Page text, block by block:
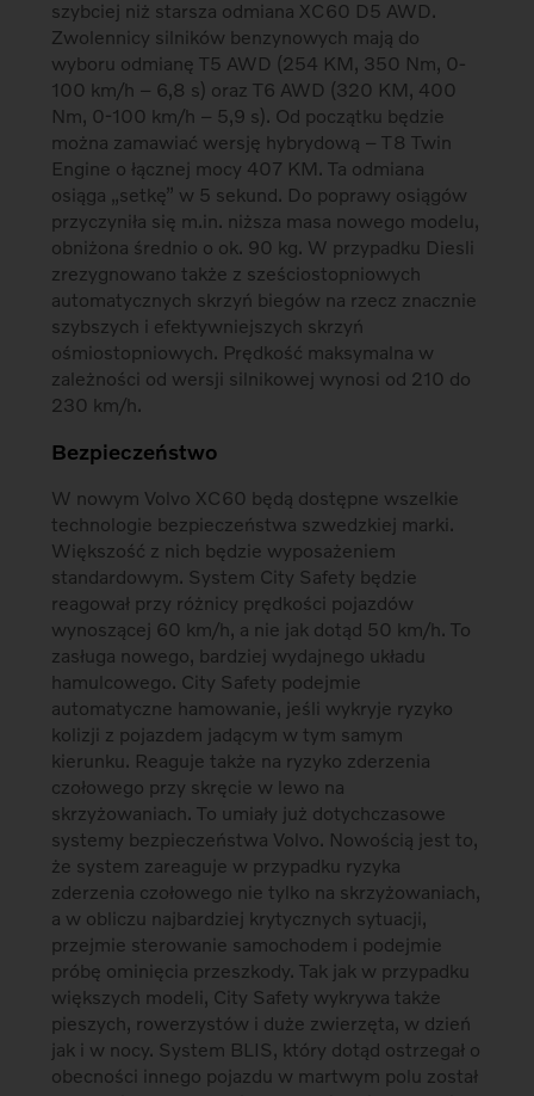
szybciej niż starsza odmiana XC60 D5 AWD.
Zwolennicy silników benzynowych mają do
wyboru odmianę T5 AWD (254 KM, 350 Nm, 0-
100 km/h – 6,8 s) oraz T6 AWD (320 KM, 400
Nm, 0-100 km/h – 5,9 s). Od początku będzie
można zamawiać wersję hybrydową – T8 Twin
Engine o łącznej mocy 407 KM. Ta odmiana
osiąga „setkę” w 5 sekund. Do poprawy osiągów
przyczyniła się m.in. niższa masa nowego modelu,
obniżona średnio o ok. 90 kg. W przypadku Diesli
zrezygnowano także z sześciostopniowych
automatycznych skrzyń biegów na rzecz znacznie
szybszych i efektywniejszych skrzyń
ośmiostopniowych. Prędkość maksymalna w
zależności od wersji silnikowej wynosi od 210 do
230 km/h.
Bezpieczeństwo
W nowym Volvo XC60 będą dostępne wszelkie
technologie bezpieczeństwa szwedzkiej marki.
Większość z nich będzie wyposażeniem
standardowym. System City Safety będzie
reagował przy różnicy prędkości pojazdów
wynoszącej 60 km/h, a nie jak dotąd 50 km/h. To
zasługa nowego, bardziej wydajnego układu
hamulcowego. City Safety podejmie
automatyczne hamowanie, jeśli wykryje ryzyko
kolizji z pojazdem jadącym w tym samym
kierunku. Reaguje także na ryzyko zderzenia
czołowego przy skręcie w lewo na
skrzyżowaniach. To umiały już dotychczasowe
systemy bezpieczeństwa Volvo. Nowością jest to,
że system zareaguje w przypadku ryzyka
zderzenia czołowego nie tylko na skrzyżowaniach,
a w obliczu najbardziej krytycznych sytuacji,
przejmie sterowanie samochodem i podejmie
próbę ominięcia przeszkody. Tak jak w przypadku
większych modeli, City Safety wykrywa także
pieszych, rowerzystów i duże zwierzęta, w dzień
jak i w nocy. System BLIS, który dotąd ostrzegał o
obecności innego pojazdu w martwym polu został